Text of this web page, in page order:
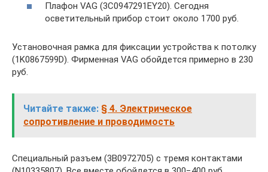
Плафон VAG (3C0947291EY20). Сегодня
осветительный прибор стоит около 1700 руб.
Установочная рамка для фиксации устройства к потолку
(1K0867599D). Фирменная VAG обойдется примерно в 230
руб.
Читайте также: § 4. Электрическое
сопротивление и проводимость
Специальный разъем (3B0972705) с тремя контактами